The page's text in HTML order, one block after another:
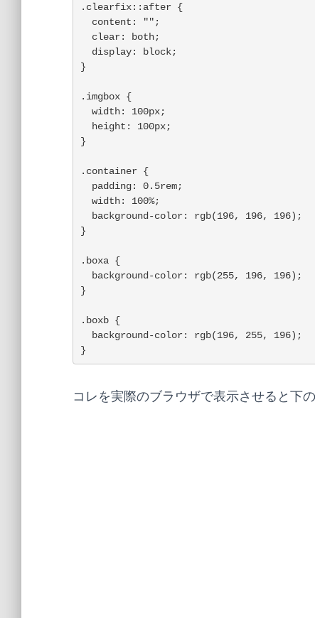
.clearfix::after {
}
.imgbox {
}
.container {
}
.boxa {
}
.boxb {
}
コレを実際のブラウザで表示させると下